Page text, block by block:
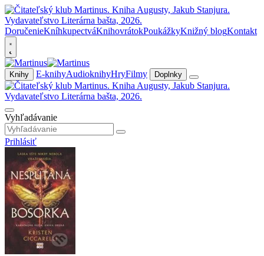
DoručenieKníhkupectváKnihovrátokPoukážkyKnižný blogKontakt
Knihy E-knihyAudioknihyHryFilmy Doplnky
Vyhľadávanie
Prihlásiť